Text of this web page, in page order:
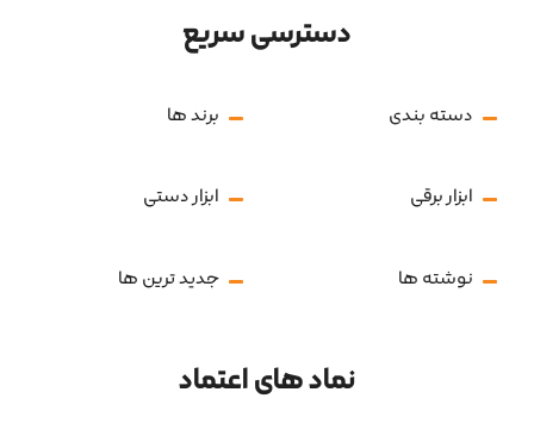
دسترسی سریع
دسته بندی برند ها
ابزار برقی ابزار دستی
نوشته ها جدید ترین ها
نماد های اعتماد